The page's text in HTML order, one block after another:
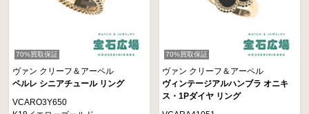
70%買取保証
ヴァン クリーフ＆アーペル
ペルレ シニアチュール リング
VCARO3Y650
70%買取保証
ヴァン クリーフ＆アーペル
ヴィンテージアルハンブラ オニキ
ス・1Pダイヤ リング